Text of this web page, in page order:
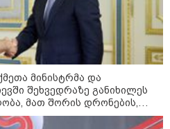
ევროპის
ნაწილში შესაძლოა,
მატარებლები
- მიზანი საჰაერო
დამოკიდებულების
აფიქსირებს კამერა
მანქანის სიჩქარეს -
ფოტორადარებზე
მინისტრმა და
შეხვედრაზე განიხილეს
მათ შორის დრონების,
გაზის სფეროში